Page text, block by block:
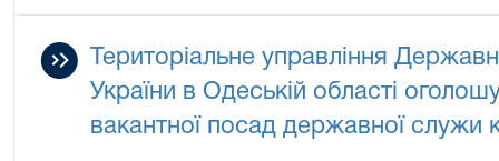
Територіальне управління
України в Одеській області
вакантної посад державної служи